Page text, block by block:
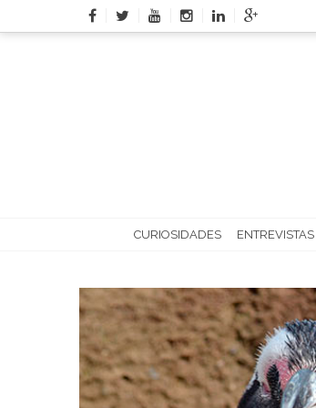
to
CURIOSIDADES ENTREVISTAS